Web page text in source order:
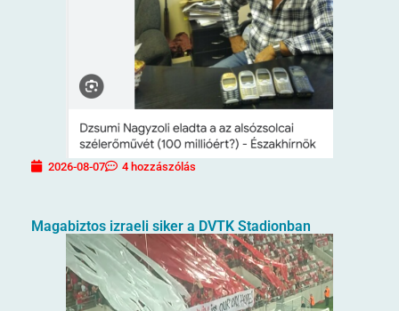
2026-08-07 4 hozzászólás
Magabiztos izraeli siker a DVTK Stadionban